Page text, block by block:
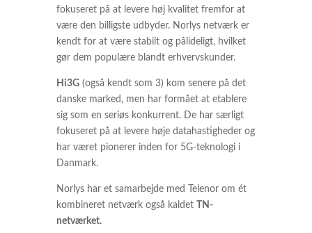
fokuseret på at levere høj kvalitet fremfor at
være den billigste udbyder. Norlys netværk er
kendt for at være stabilt og pålideligt, hvilket
gør dem populære blandt erhvervskunder.
Hi3G(også kendt som 3) kom senere på det
danske marked, men har formået at etablere
sig som en seriøs konkurrent. De har særligt
fokuseret på at levere høje datahastigheder og
har været pionerer inden for 5G-teknologi i
Danmark.
Norlys har et samarbejde med Telenor om ét
kombineret netværk også kaldet
TN-
netværket.